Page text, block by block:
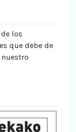
los
que debe de